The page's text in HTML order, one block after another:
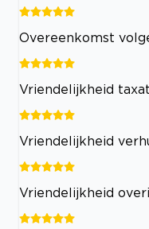
Overeenkomst
Vriendelijkheid
Vriendelijkheid
Vriendelijkheid